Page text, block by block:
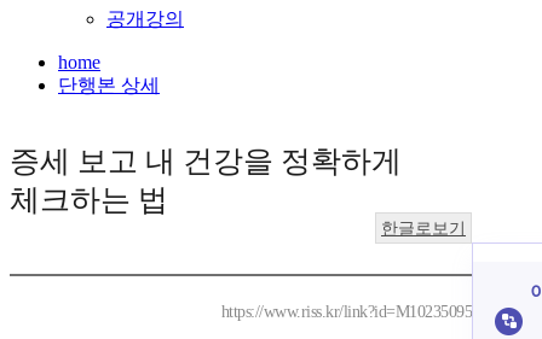
공개강의
home
단행본 상세
증세 보고 내 건강을 정확하게
체크하는 법
한글로보기
https://www.riss.kr/link?id=M10235095